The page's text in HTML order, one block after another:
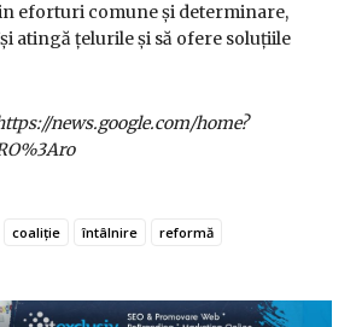
eforturi comune și determinare,
atingă țelurile și să ofere soluțiile
news.google.com/home?
coaliție întâlnire reformă